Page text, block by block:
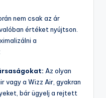
nem csak az ár
értéket nyújtson.
a
Az olyan
vagy a Wizz Air, gyakran
bár ügyelj a rejtett